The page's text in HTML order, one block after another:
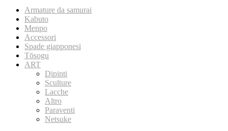
Armature da samurai
Kabuto
Menpo
Accessori
Spade giapponesi
Tōsogu
ART
Dipinti
Sculture
Lacche
Altro
Paraventi
Netsuke